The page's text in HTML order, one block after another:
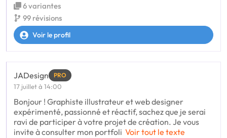
6 variantes
99 révisions
Voir le profil
JADesign PRO
17 juillet à 14:00
Bonjour ! Graphiste illustrateur et web designer
expérimenté, passionné et réactif, sachez que je serai
ravi de participer à votre projet de création. Je vous
invite à consulter mon portfoli Voir tout le texte